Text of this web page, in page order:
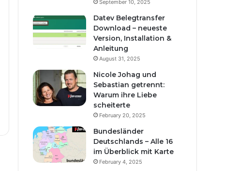
September 10, 2025
Datev Belegtransfer
Download – neueste
Version, Installation &
Anleitung
August 31, 2025
Nicole Johag und
Sebastian getrennt:
Warum ihre Liebe
scheiterte
February 20, 2025
Bundesländer
Deutschlands – Alle 16
im Überblick mit Karte
February 4, 2025